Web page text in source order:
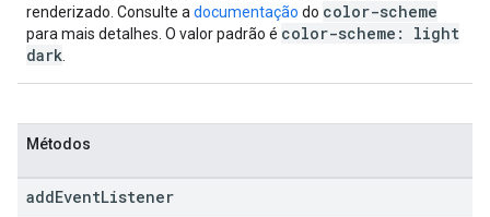
renderizado. Consulte a documentação do color-scheme
para mais detalhes. O valor padrão é color-scheme: light
dark
Métodos
addEventListener